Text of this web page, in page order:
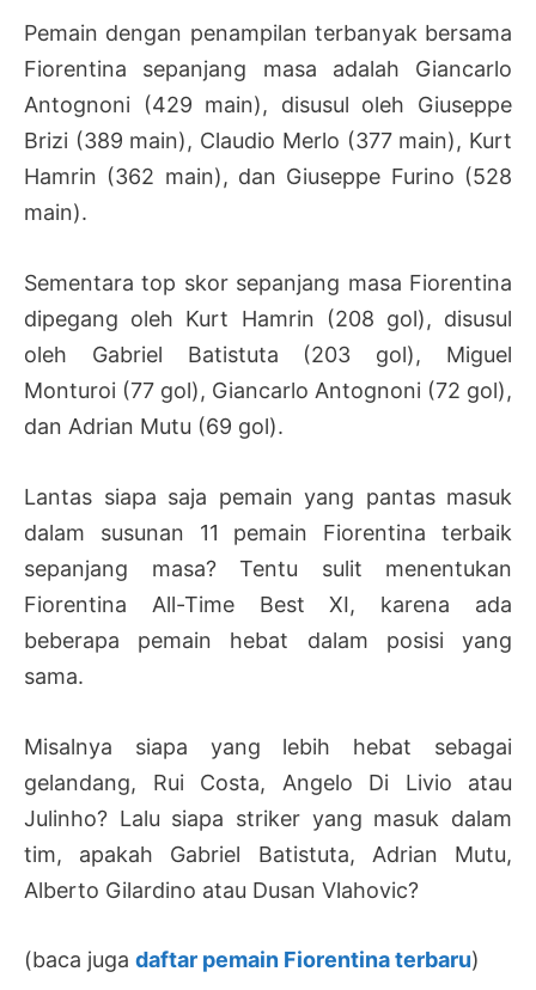
Pemain dengan penampilan terbanyak bersama
Fiorentina sepanjang masa adalah Giancarlo
Antognoni (429 main), disusul oleh Giuseppe
Brizi (389 main), Claudio Merlo (377 main), Kurt
Hamrin (362 main), dan Giuseppe Furino (528
main).
Sementara top skor sepanjang masa Fiorentina
dipegang oleh Kurt Hamrin (208 gol), disusul
oleh Gabriel Batistuta (203 gol), Miguel
Monturoi (77 gol), Giancarlo Antognoni (72 gol),
dan Adrian Mutu (69 gol).
Lantas siapa saja pemain yang pantas masuk
dalam susunan 11 pemain Fiorentina terbaik
sepanjang masa? Tentu sulit menentukan
Fiorentina All-Time Best XI, karena ada
beberapa pemain hebat dalam posisi yang
sama.
Misalnya siapa yang lebih hebat sebagai
gelandang, Rui Costa, Angelo Di Livio atau
Julinho? Lalu siapa striker yang masuk dalam
tim, apakah Gabriel Batistuta, Adrian Mutu,
Alberto Gilardino atau Dusan Vlahovic?
(baca juga daftar pemain Fiorentina terbaru)